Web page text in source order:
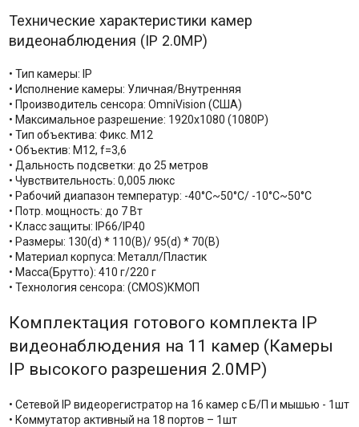
Технические характеристики камер
видеонаблюдения (IP 2.0MP)
• Тип камеры: IP
• Исполнение камеры: Уличная/Внутренняя
• Производитель сенсора: OmniVision (США)
• Максимальное разрешение: 1920x1080 (1080Р)
• Тип объектива: Фикс. М12
• Объектив: M12, f=3,6
• Дальность подсветки: до 25 метров
• Чувствительность: 0,005 люкс
• Рабочий диапазон температур: -40°С~50°С/ -10°С~50°С
• Потр. мощность: до 7 Вт
• Класс защиты: IP66/IP40
• Размеры: 130(d) * 110(В)/ 95(d) * 70(В)
• Материал корпуса: Металл/Пластик
• Масса(Брутто): 410 г/220 г
• Технология сенсора: (CMOS)КМОП
Комплектация готового комплекта IP
видеонаблюдения на 11 камер (Камеры
IP высокого разрешения 2.0MP)
• Сетевой IP видеорегистратор на 16 камер с Б/П и мышью - 1шт
• Коммутатор активный на 18 портов – 1шт